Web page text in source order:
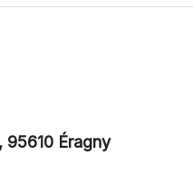
95610 Éragny